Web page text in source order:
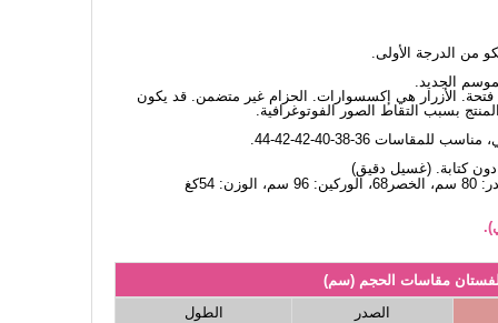
من الدرجة الأولى.
الجديد.
فتحة. الأزرار هي إكسسوارات. الحزام غير متضمن. قد يكون
بسبب التقاط الصور الفوتوغرافية.
للمقاسات 36-38-40-42-42-44.
مقاسات الحجم (سم)
الصدر
الطول